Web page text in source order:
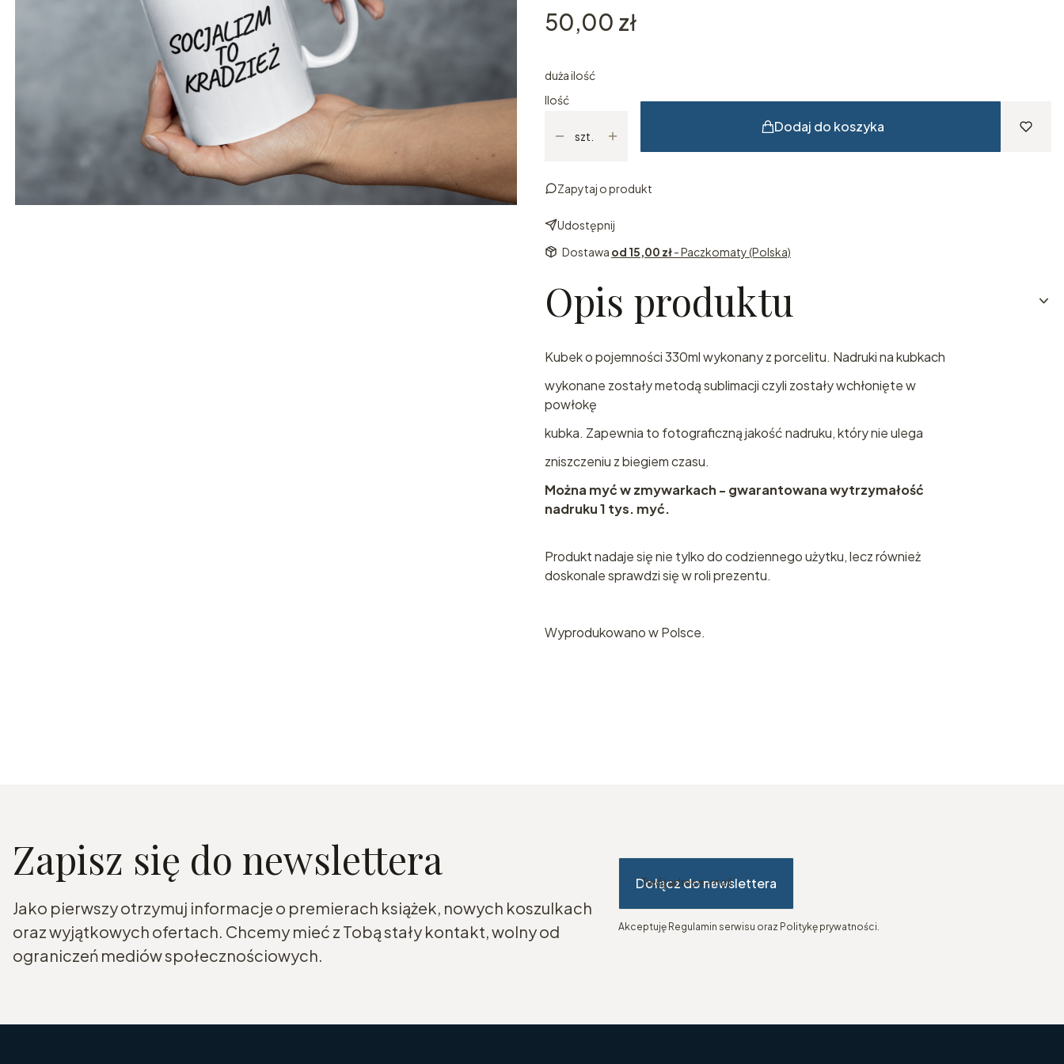
Cena
50,00 zł
duża ilość
Ilość
szt.
Dodaj do koszyka
Zapytaj o produkt
Udostępnij
Dostawa od 15,00 zł- Paczkomaty (Polska)
Opis produktu
Kubek o pojemności 330ml wykonany z porcelitu. Nadruki na kubkach
wykonane zostały metodą sublimacji czyli zostały wchłonięte w
powłokę
kubka. Zapewnia to fotograficzną jakość nadruku, który nie ulega
zniszczeniu z biegiem czasu.
Można myć w zmywarkach - gwarantowana wytrzymałość
nadruku 1 tys. myć.
Produkt nadaje się nie tylko do codziennego użytku, lecz również
doskonale sprawdzi się w roli prezentu.
Wyprodukowano w Polsce.
Zapisz się do newslettera
Jako pierwszy otrzymuj informacje o premierach książek, nowych koszulkach
oraz wyjątkowych ofertach. Chcemy mieć z Tobą stały kontakt, wolny od
ograniczeń mediów społecznościowych.
Twój adres e-mail
Dołącz do newslettera
Akceptuję Regulamin serwisu oraz Politykę prywatności.